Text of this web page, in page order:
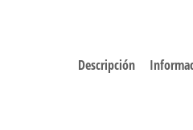
Descripción